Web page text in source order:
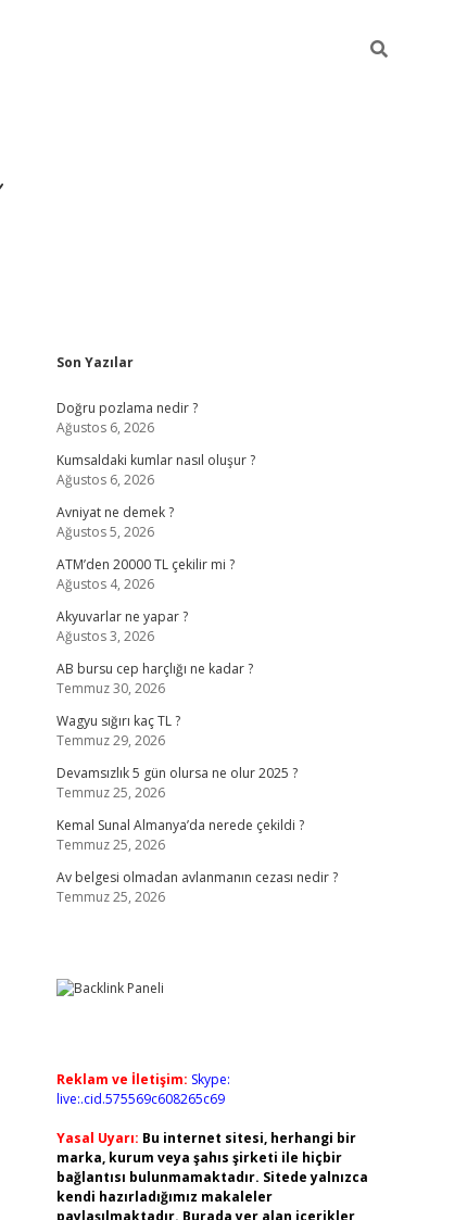
Sidebar
Son Yazılar
Doğru pozlama nedir ?
Ağustos 6, 2026
Kumsaldaki kumlar nasıl oluşur ?
Ağustos 6, 2026
Avniyat ne demek ?
Ağustos 5, 2026
ATM’den 20000 TL çekilir mi ?
Ağustos 4, 2026
Akyuvarlar ne yapar ?
Ağustos 3, 2026
AB bursu cep harçlığı ne kadar ?
Temmuz 30, 2026
Wagyu sığırı kaç TL ?
Temmuz 29, 2026
Devamsızlık 5 gün olursa ne olur 2025 ?
Temmuz 25, 2026
Kemal Sunal Almanya’da nerede çekildi ?
Temmuz 25, 2026
Av belgesi olmadan avlanmanın cezası nedir ?
Temmuz 25, 2026
Reklam ve İletişim: Skype:
live:.cid.575569c608265c69
Yasal Uyarı: Bu internet sitesi, herhangi bir
marka, kurum veya şahıs şirketi ile hiçbir
bağlantısı bulunmamaktadır. Sitede yalnızca
kendi hazırladığımız makaleler
paylaşılmaktadır. Burada yer alan içerikler
hiltonbet yeni giriş